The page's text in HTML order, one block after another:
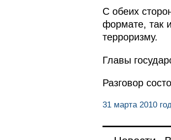
С обеих
формате, так
терроризму.
Главы
Разговор
31 марта 2010